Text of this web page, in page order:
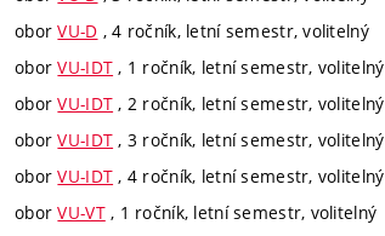
oborVU-D , 4 ročník, letní semestr, volitelný
oborVU-IDT , 1 ročník, letní semestr, volitelný
oborVU-IDT , 2 ročník, letní semestr, volitelný
oborVU-IDT , 3 ročník, letní semestr, volitelný
oborVU-IDT , 4 ročník, letní semestr, volitelný
oborVU-VT, 1 ročník, letní semestr, volitelný